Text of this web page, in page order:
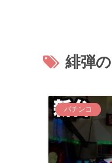
緋弾
パチンコ